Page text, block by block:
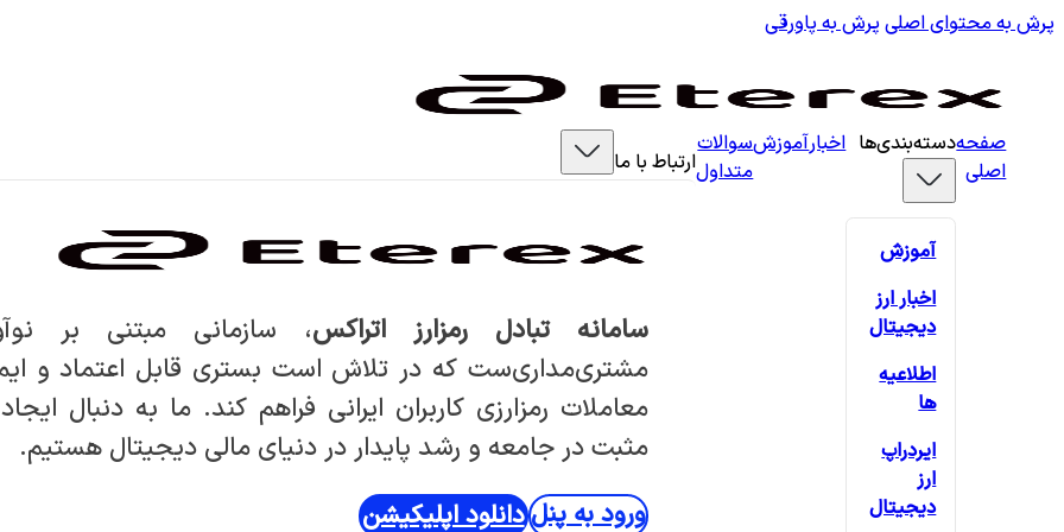
پرش به محتوای اصلی پرش به پاورقی
صفحه
اصلی
دسته‌بندی‌ها
آموزش
اخبار ارز
دیجیتال
اطلاعیه
ها
ایردراپ
ارز
دیجیتال
اخبارآموزشسوالات
متداولارتباط با ما
سامانه تبادل رمزارز اتراکس، سازمانی مبتنی بر
مشتری‌مداری‌ست که در تلاش است بستری قابل اعتماد و
معاملات رمزارزی کاربران ایرانی فراهم کند. ما به دنبال
مثبت در جامعه و رشد پایدار در دنیای مالی دیجیتال هستیم.
ورود به پنلدانلود اپلیکیشن